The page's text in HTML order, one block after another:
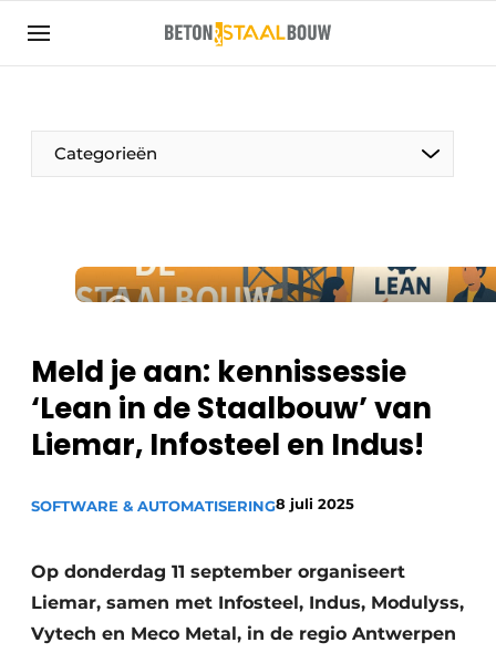
Aanmelden
Artikelen
Bedrijven
Contact
Evenement aanmelden
Meest gelezen
Nieuwsbrief
Privacy / Cookie statement
Video’s
Categorieën
Meld je aan: kennissessie
‘Lean in de Staalbouw’ van
Liemar, Infosteel en Indus!
SOFTWARE & AUTOMATISERING8 juli 2025
Op donderdag 11 september organiseert
Liemar, samen met Infosteel, Indus, Modulyss,
Vytech en Meco Metal, in de regio Antwerpen